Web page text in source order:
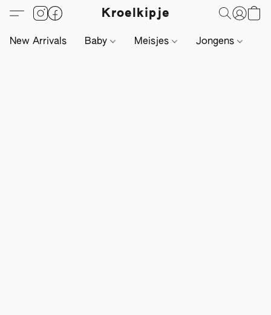
Kroelkipje
New Arrivals Baby Meisjes Jongens